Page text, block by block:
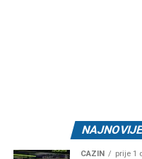
CAZIN prije 1